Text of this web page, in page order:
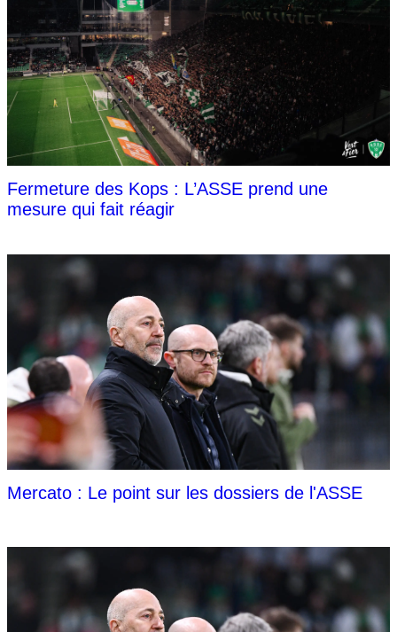
Fermeture des Kops : L’ASSE prend une
mesure qui fait réagir
Mercato : Le point sur les dossiers de l'ASSE